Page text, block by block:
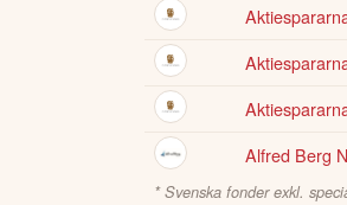
Alfred Berg
* Svenska fonder exkl.